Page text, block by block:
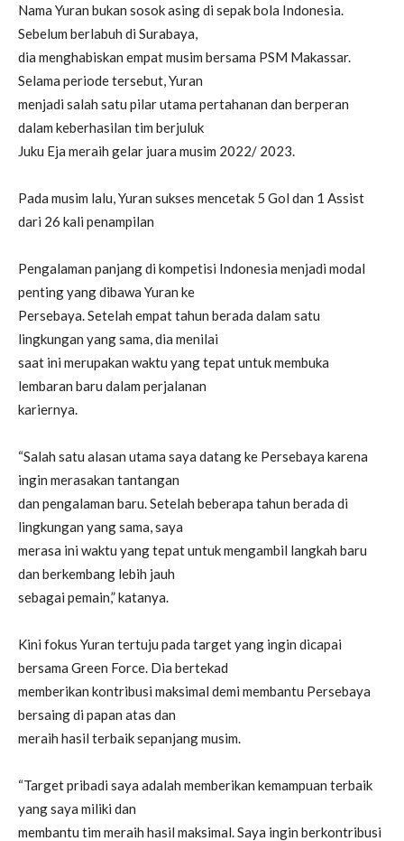
Nama Yuran bukan sosok asing di sepak bola Indonesia.
Sebelum berlabuh di Surabaya,
dia menghabiskan empat musim bersama PSM Makassar.
Selama periode tersebut, Yuran
menjadi salah satu pilar utama pertahanan dan berperan
dalam keberhasilan tim berjuluk
Juku Eja meraih gelar juara musim 2022/ 2023.
Pada musim lalu, Yuran sukses mencetak 5 Gol dan 1 Assist
dari 26 kali penampilan
Pengalaman panjang di kompetisi Indonesia menjadi modal
penting yang dibawa Yuran ke
Persebaya. Setelah empat tahun berada dalam satu
lingkungan yang sama, dia menilai
saat ini merupakan waktu yang tepat untuk membuka
lembaran baru dalam perjalanan
kariernya.
“Salah satu alasan utama saya datang ke Persebaya karena
ingin merasakan tantangan
dan pengalaman baru. Setelah beberapa tahun berada di
lingkungan yang sama, saya
merasa ini waktu yang tepat untuk mengambil langkah baru
dan berkembang lebih jauh
sebagai pemain,” katanya.
Kini fokus Yuran tertuju pada target yang ingin dicapai
bersama Green Force. Dia bertekad
memberikan kontribusi maksimal demi membantu Persebaya
bersaing di papan atas dan
meraih hasil terbaik sepanjang musim.
“Target pribadi saya adalah memberikan kemampuan terbaik
yang saya miliki dan
membantu tim meraih hasil maksimal. Saya ingin berkontribusi